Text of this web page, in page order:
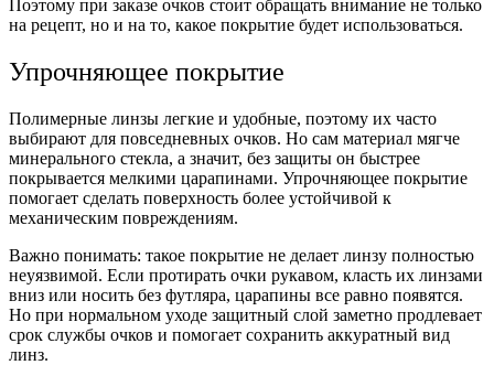
Поэтому при заказе очков стоит обращать внимание не только
на рецепт, но и на то, какое покрытие будет использоваться.
Упрочняющее покрытие
Полимерные линзы легкие и удобные, поэтому их часто
выбирают для повседневных очков. Но сам материал мягче
минерального стекла, а значит, без защиты он быстрее
покрывается мелкими царапинами. Упрочняющее покрытие
помогает сделать поверхность более устойчивой к
механическим повреждениям.
Важно понимать: такое покрытие не делает линзу полностью
неуязвимой. Если протирать очки рукавом, класть их линзами
вниз или носить без футляра, царапины все равно появятся.
Но при нормальном уходе защитный слой заметно продлевает
срок службы очков и помогает сохранить аккуратный вид
линз.